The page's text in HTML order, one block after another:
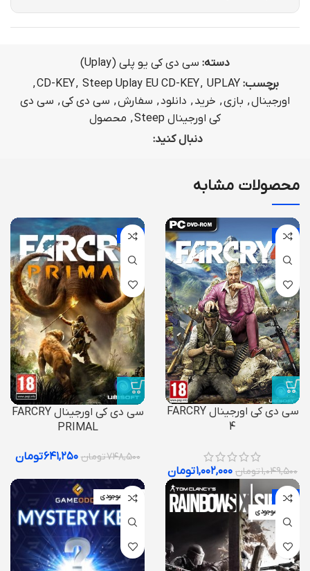
دسته: سی دی کی یو پلی (Uplay)
برچسب:
CD-KEY, Steep Uplay EU CD-KEY, UPLAY
,
اورجینال, بازی, خرید, دانلود, سفارش, سی دی کی, سی دی
کی اورجینال Steep
, محصول
دنبال کنید:
محصولات مشابه
-5%
سی دی کی اورجینال FARCRY
4
۱,۰۴۹,۵۰۰تومان ۱,۰۰۲,۰۰۰تومان
-14%
سی دی کی اورجینال FARCRY
PRIMAL
۷۴۸,۵۰۰تومان ۶۴۱,۲۵۰تومان
-9%
اتمام موجودی
اتمام موجودی